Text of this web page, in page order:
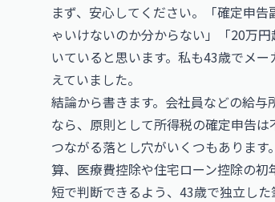
まず、安心してください。「確定申
ゃいけないのか分からない」「20万
いていると思います。私も43歳でメ
えていました。
結論から書きます。会社員などの給
なら、原則として所得税の確定申告
つながる落とし穴がいくつもありま
算、医療費控除や住宅ローン控除の
短で判断できるよう、43歳で独立し